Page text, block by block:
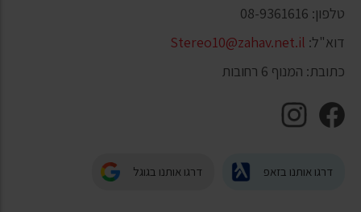
טלפון: 08-9361616
דוא"ל: Stereo10@zahav.net.il
כתובת: המנוף 6 רחובות
דרגו אותנו בזאפ דרגו אותנו בגוגל